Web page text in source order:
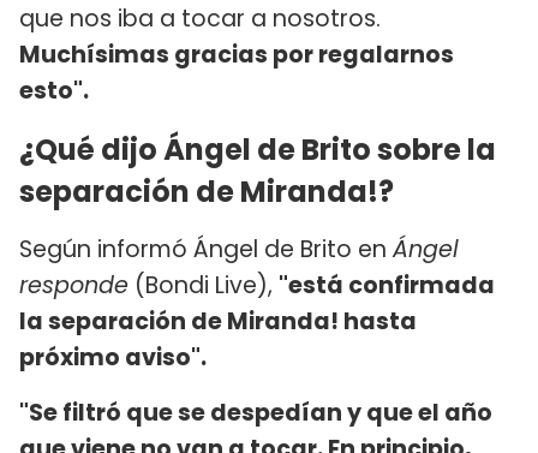
que nos iba a tocar a nosotros.
Muchísimas gracias por regalarnos
esto".
¿Qué dijo Ángel de Brito sobre la
separación de Miranda!?
Según informó Ángel de Brito enÁngel
responde (Bondi Live), "está confirmada
la separación de Miranda! hasta
próximo aviso".
"Se filtró que se despedían y que el año